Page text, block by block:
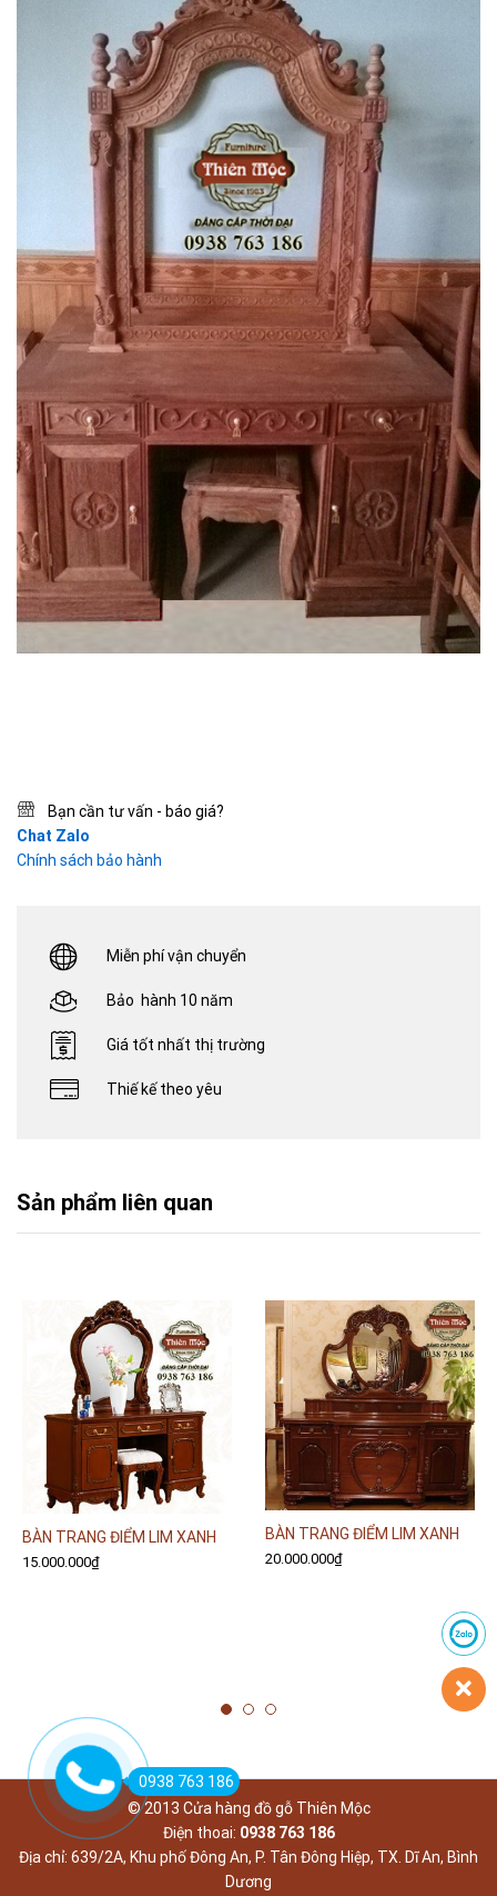
Bạn cần tư vấn - báo giá?
Chat Zalo
Chính sách bảo hành
Miễn phí vận chuyển
Bảo hành 10 năm
Giá tốt nhất thị trường
Thiế kế theo yêu
Sản phẩm liên quan
BÀN TRANG ĐIỂM LIM XANH
15.000.000₫
BÀN TRANG ĐIỂM LIM XANH
20.000.000₫
© 2013 Cửa hàng đồ gỗ Thiên Mộc
Điện thoai: 0938 763 186
Địa chỉ: 639/2A, Khu phố Đông An, P. Tân Đông Hiệp, TX. Dĩ An, Bình
Dương
0938 763 186